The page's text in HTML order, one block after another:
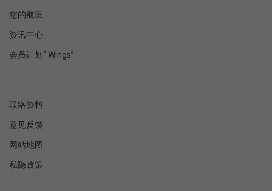
您的航班
资讯中心
会员计划“ Wings”
联络资料
意见反馈
网站地图
私隐政策